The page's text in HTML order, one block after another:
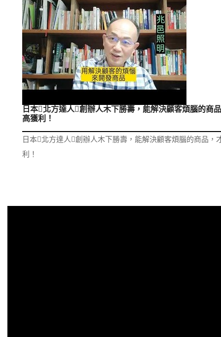
日本北方達人創辦人木下勝壽，能解決顧客煩腦的商
高獲利！
日本北方達人創辦人木下勝壽，能解決顧客煩腦的商品，
利！